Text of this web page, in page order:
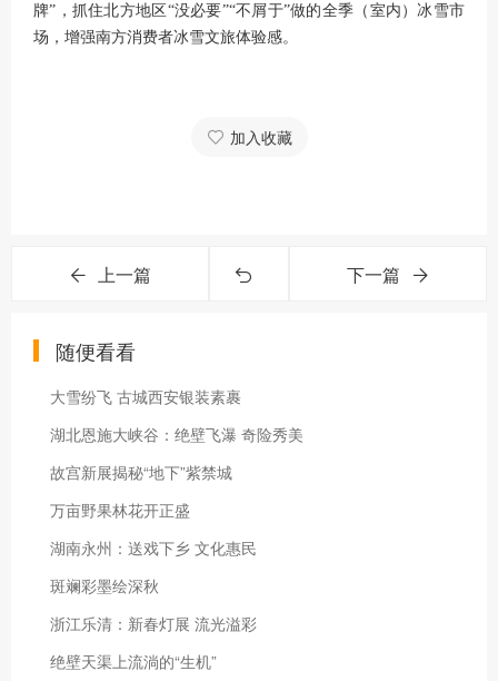
牌”，抓住北方地区“没必要”“不屑于”做的全季（室内）冰雪市
场，增强南方消费者冰雪文旅体验感。
加入收藏
上一篇 下一篇
随便看看
大雪纷飞 古城西安银装素裹
湖北恩施大峡谷：绝壁飞瀑 奇险秀美
故宫新展揭秘“地下”紫禁城
万亩野果林花开正盛
湖南永州：送戏下乡 文化惠民
斑斓彩墨绘深秋
浙江乐清：新春灯展 流光溢彩
绝壁天渠上流淌的“生机”